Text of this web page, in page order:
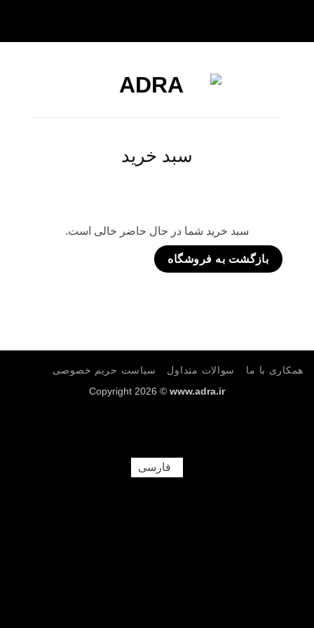
سبد خرید
سبد خرید شما در حال حاضر خالی است.
بازگشت به فروشگاه
همکاری با ما سوالات متداول
سیاست حریم خصوصی
Copyright 2026 © www.adra.ir
فارسی